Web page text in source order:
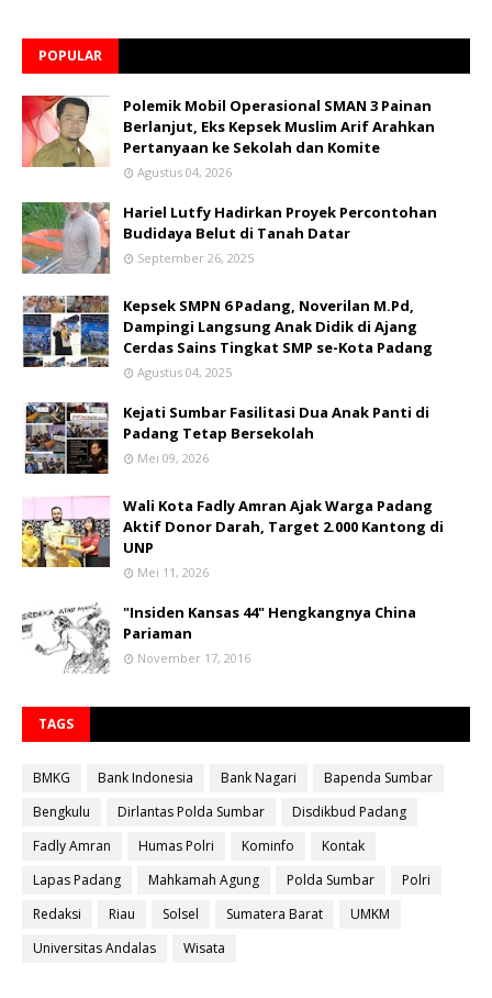
POPULAR
Polemik Mobil Operasional SMAN 3 Painan
Berlanjut, Eks Kepsek Muslim Arif Arahkan
Pertanyaan ke Sekolah dan Komite
Agustus 04, 2026
Hariel Lutfy Hadirkan Proyek Percontohan
Budidaya Belut di Tanah Datar
September 26, 2025
Kepsek SMPN 6 Padang, Noverilan M.Pd,
Dampingi Langsung Anak Didik di Ajang
Cerdas Sains Tingkat SMP se-Kota Padang
Agustus 04, 2025
Kejati Sumbar Fasilitasi Dua Anak Panti di
Padang Tetap Bersekolah
Mei 09, 2026
Wali Kota Fadly Amran Ajak Warga Padang
Aktif Donor Darah, Target 2.000 Kantong di
UNP
Mei 11, 2026
"Insiden Kansas 44" Hengkangnya China
Pariaman
November 17, 2016
TAGS
BMKG Bank Indonesia Bank Nagari
Bapenda Sumbar
Bengkulu
Dirlantas Polda Sumbar
Disdikbud Padang
Fadly Amran
Humas Polri Kominfo
Kontak
Lapas Padang
Mahkamah Agung Polda Sumbar
Polri
Redaksi
Riau Solsel Sumatera Barat
UMKM
Universitas Andalas
Wisata